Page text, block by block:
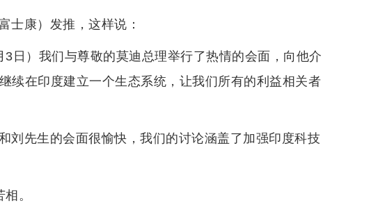
士康）发推，这样说：
日）我们与尊敬的莫迪总理举行了热情的会面，向他介
续在印度建立一个生态系统，让我们所有的利益相关者
刘先生的会面很愉快，我们的讨论涵盖了加强印度科技
。